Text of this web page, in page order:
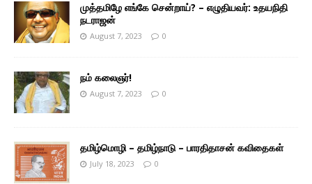
முத்தமிழே எங்கே சென்றாய்? – எழுதியவர்: உதயநிதி
நடராஜன்
August 7, 2023 0
நம் கலைஞர்!
August 7, 2023 0
தமிழ்மொழி – தமிழ்நாடு – பாரதிதாசன் கவிதைகள்
July 18, 2023 0